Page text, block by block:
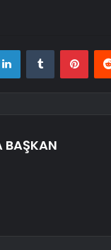
LinkedInTumblr
BAŞKAN